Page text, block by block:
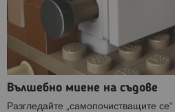
Вълшебно миене на съдове
Разгледайте „самопочистващите се“